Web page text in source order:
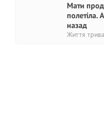
Мати
полетіла.
назад
Життя